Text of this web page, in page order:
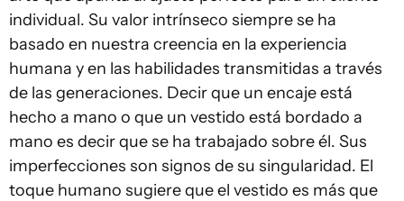
individual. Su valor intrínseco siempre se ha
basado en nuestra creencia en la experiencia
humana y en las habilidades transmitidas a través
de las generaciones. Decir que un encaje está
hecho a mano o que un vestido está bordado a
mano es decir que se ha trabajado sobre él. Sus
imperfecciones son signos de su singularidad. El
toque humano sugiere que el vestido es más que